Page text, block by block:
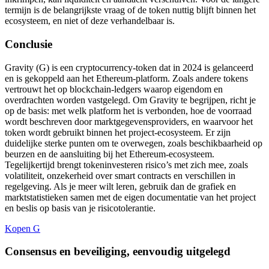
termijn is de belangrijkste vraag of de token nuttig blijft binnen het
ecosysteem, en niet of deze verhandelbaar is.
Conclusie
Gravity (G) is een cryptocurrency-token dat in 2024 is gelanceerd
en is gekoppeld aan het Ethereum-platform. Zoals andere tokens
vertrouwt het op blockchain-ledgers waarop eigendom en
overdrachten worden vastgelegd. Om Gravity te begrijpen, richt je
op de basis: met welk platform het is verbonden, hoe de voorraad
wordt beschreven door marktgegevensproviders, en waarvoor het
token wordt gebruikt binnen het project-ecosysteem. Er zijn
duidelijke sterke punten om te overwegen, zoals beschikbaarheid op
beurzen en de aansluiting bij het Ethereum-ecosysteem.
Tegelijkertijd brengt tokeninvesteren risico’s met zich mee, zoals
volatiliteit, onzekerheid over smart contracts en verschillen in
regelgeving. Als je meer wilt leren, gebruik dan de grafiek en
marktstatistieken samen met de eigen documentatie van het project
en beslis op basis van je risicotolerantie.
Kopen G
Consensus en beveiliging, eenvoudig uitgelegd